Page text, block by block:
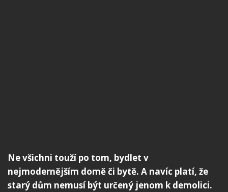
Ne všichni touží po tom, bydlet v
nejmodernějším domě či bytě. A navíc platí, že
starý dům nemusí být určený jenom k demolici.